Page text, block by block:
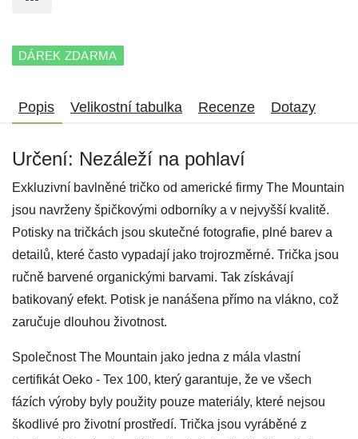
DÁREK ZDARMA
Popis Velikostní tabulka Recenze Dotazy
Určení: Nezáleží na pohlaví
Exkluzivní bavlněné tričko od americké firmy The Mountain
jsou navrženy špičkovými odborníky a v nejvyšší kvalitě.
Potisky na tričkách jsou skutečné fotografie, plné barev a
detailů, které často vypadají jako trojrozměrné. Trička jsou
ručně barvené organickými barvami. Tak získávají
batikovaný efekt. Potisk je nanášena přímo na vlákno, což
zaručuje dlouhou životnost.
Společnost The Mountain jako jedna z mála vlastní
certifikát Oeko - Tex 100, který garantuje, že ve všech
fázích výroby byly použity pouze materiály, které nejsou
škodlivé pro životní prostředí. Trička jsou vyráběné z